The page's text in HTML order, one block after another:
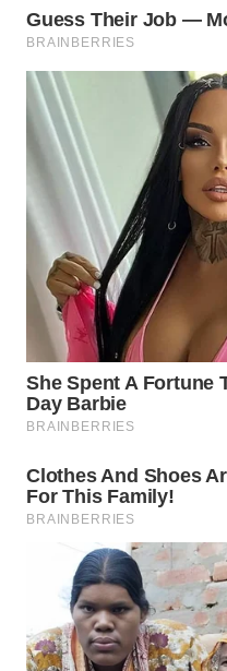
WN
KEPULAUAN
WN
TANGERANG
WN
BINJAI
WN
CIREBON
WN
INDRAMAYU
KUNINGAN
WN
MAJALENGKA
WN
SUBANG